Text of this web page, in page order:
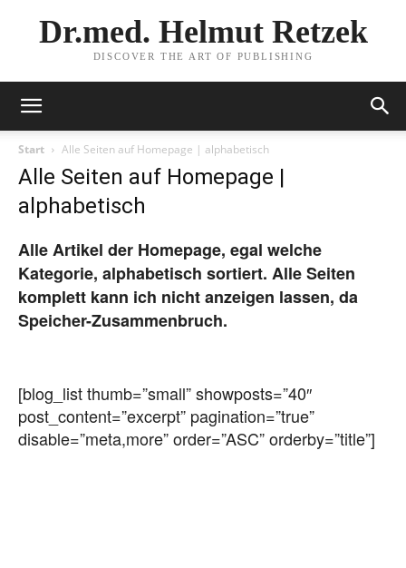
Dr.med. Helmut Retzek
DISCOVER THE ART OF PUBLISHING
Start Alle Seiten auf Homepage | alphabetisch
Alle Seiten auf Homepage |
alphabetisch
Alle Artikel der Homepage, egal welche
Kategorie, alphabetisch sortiert. Alle Seiten
komplett kann ich nicht anzeigen lassen, da
Speicher-Zusammenbruch.
[blog_list thumb=”small” showposts=”40″
post_content=”excerpt” pagination=”true”
disable=”meta,more” order=”ASC” orderby=”title”]